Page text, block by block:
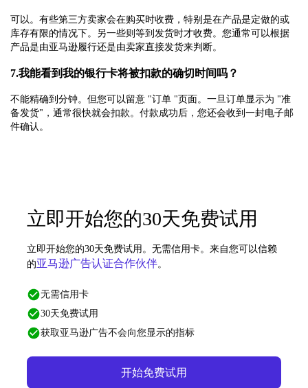
可以。有些第三方卖家会在购买时收费，特别是在产品是定做的或
库存有限的情况下。另一些则等到发货时才收费。您通常可以根据
产品是由亚马逊履行还是由卖家直接发货来判断。
7.我能看到我的银行卡将被扣款的确切时间吗？
不能精确到分钟。但您可以留意 "订单 "页面。一旦订单显示为 "准
备发货"，通常很快就会扣款。付款成功后，您还会收到一封电子邮
件确认。
立即开始您的30天免费试用
立即开始您的30天免费试用。无需信用卡。来自您可以信赖
的亚马逊广告认证合作伙伴。
无需信用卡
30天免费试用
获取亚马逊广告不会向您显示的指标
开始免费试用